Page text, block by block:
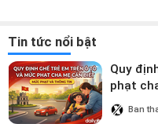
Tin tức nổi bật
Quy
phạt
Ban